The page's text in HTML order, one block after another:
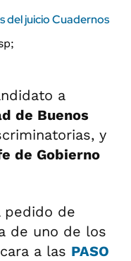
del juicio Cuadernos
a
de Buenos
y
de Gobierno
pedido de
de uno de los
a las PASO